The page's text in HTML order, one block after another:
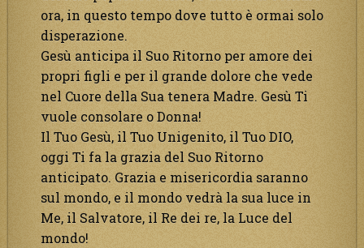
ora, in questo tempo dove tutto è ormai solo
disperazione.
Gesù anticipa il Suo Ritorno per amore dei
propri figli e per il grande dolore che vede
nel Cuore della Sua tenera Madre. Gesù Ti
vuole consolare o Donna!
Il Tuo Gesù, il Tuo Unigenito, il Tuo DIO,
oggi Ti fa la grazia del Suo Ritorno
anticipato. Grazia e misericordia saranno
sul mondo, e il mondo vedrà la sua luce in
Me, il Salvatore, il Re dei re, la Luce del
mondo!